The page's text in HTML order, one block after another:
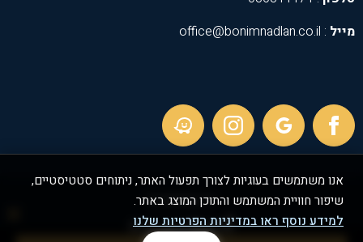
מייל : office@bonimnadlan.co.il
POWERED BY
אנו משתמשים בעוגיות לצורך תפעול האתר, ניתוחים סטטיסטיים,
שיפור חוויית המשתמש והתוכן המוצג באתר.
למידע נוסף ראו במדיניות הפרטיות שלנו